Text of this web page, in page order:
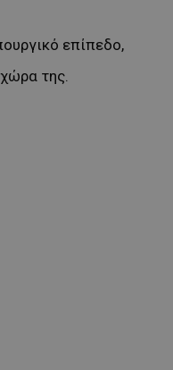
επίπεδο,
της.